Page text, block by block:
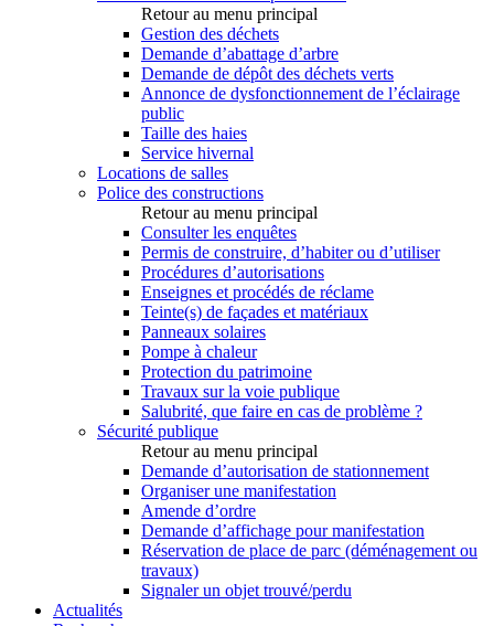
Retour au menu principal
Gestion des déchets
Demande d’abattage d’arbre
Demande de dépôt des déchets verts
Annonce de dysfonctionnement de l’éclairage
public
Taille des haies
Service hivernal
Locations de salles
Police des constructions
Retour au menu principal
Consulter les enquêtes
Permis de construire, d’habiter ou d’utiliser
Procédures d’autorisations
Enseignes et procédés de réclame
Teinte(s) de façades et matériaux
Panneaux solaires
Pompe à chaleur
Protection du patrimoine
Travaux sur la voie publique
Salubrité, que faire en cas de problème ?
Sécurité publique
Retour au menu principal
Demande d’autorisation de stationnement
Organiser une manifestation
Amende d’ordre
Demande d’affichage pour manifestation
Réservation de place de parc (déménagement ou
travaux)
Signaler un objet trouvé/perdu
Actualités